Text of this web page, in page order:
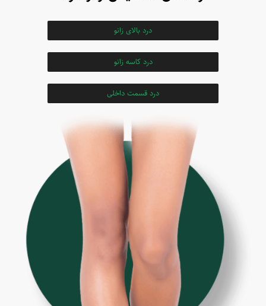
درد بالای زانو
درد کاسه زانو
درد قسمت داخلی